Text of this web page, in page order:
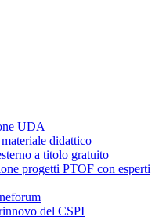
UDA
didattico
a titolo gratuito
progetti PTOF con esperti
del CSPI